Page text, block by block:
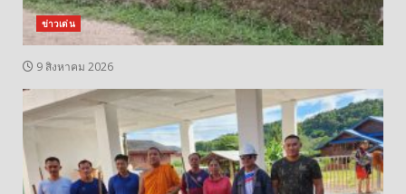
ข่าวเด่น
9 สิงหาคม 2026